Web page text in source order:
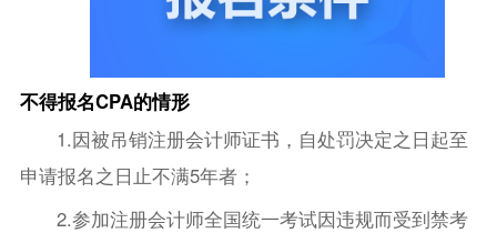
不得报名CPA的情形
1.因被吊销注册会计师证书，自处罚决定之日起至
申请报名之日止不满5年者；
2.参加注册会计师全国统一考试因违规而受到禁考